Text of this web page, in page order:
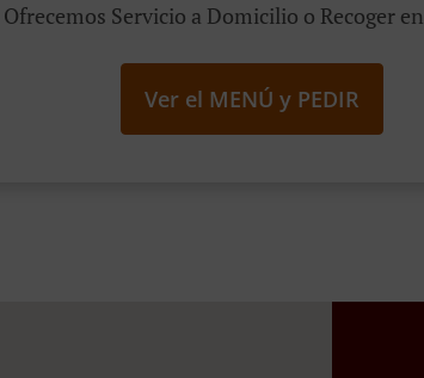
Ofrecemos Servicio a Domicilio o Recoger
Ver el MENÚ y PEDIR